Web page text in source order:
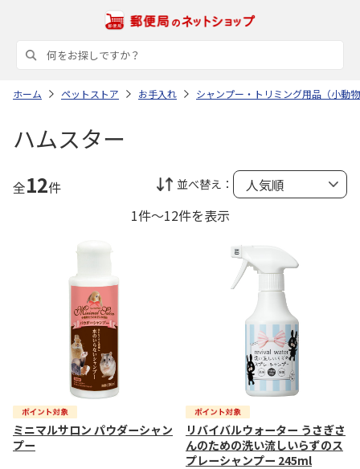
ホーム ペットストア お手入れ シャンプー・トリミング用品（小動
ハムスター
全12件 並べ替え：
1件～12件を表示
ミニマルサロン パウダーシャン
プー
リバイバルウォーター うさぎさ
んのための洗い流しいらずのス
プレーシャンプー 245ml